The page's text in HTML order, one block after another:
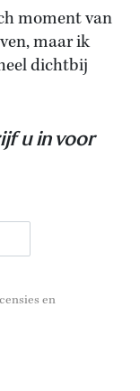
moment van
maar ik
dichtbij
u in voor
en